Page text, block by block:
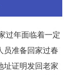
过年面临着一定
员准备回家过春
址证明发回老家